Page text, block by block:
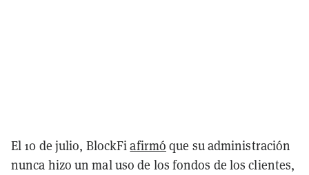
El 10 de julio, BlockFiafirmó que su administración
nunca hizo un mal uso de los fondos de los clientes,